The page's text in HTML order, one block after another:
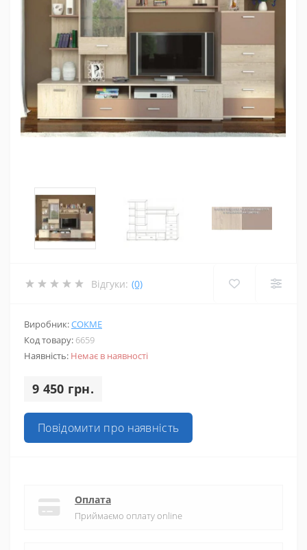
Відгуки: (0)
Виробник:СОКМЕ
Код товару: 6659
Наявність: Немає в наявності
9 450 грн.
Повідомити про наявність
Оплата
Приймаємо оплату online